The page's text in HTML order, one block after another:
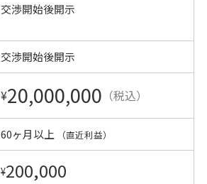
交渉開始後開示
交渉開始後開示
¥20,000,000 （税込）
60ヶ月以上 （直近利益）
¥200,000